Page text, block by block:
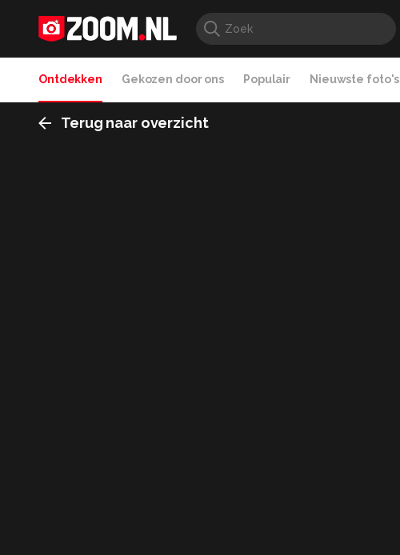
Ontdekken Gekozen door ons Populair Nieuwste foto's
Terug naar overzicht